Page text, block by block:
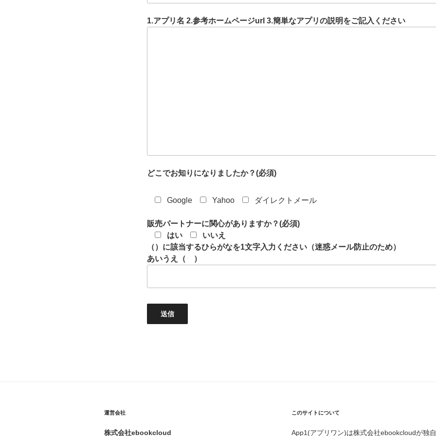
1.アプリ名 2.参考ホームページurl 3.簡単なアプリの説明をご記入ください
どこでお知りになりましたか？(必須)
Google Yahoo ダイレクトメール
販売パートナーに関心がありますか？(必須)
はい
いいえ
（）に該当するひらがなを1文字入力ください（迷惑メール防止のため）
あいうえ（ ）
運営会社
株式会社ebookcloud
このサイトについて
App1(アプリワン)は株式会社ebookcloudが独